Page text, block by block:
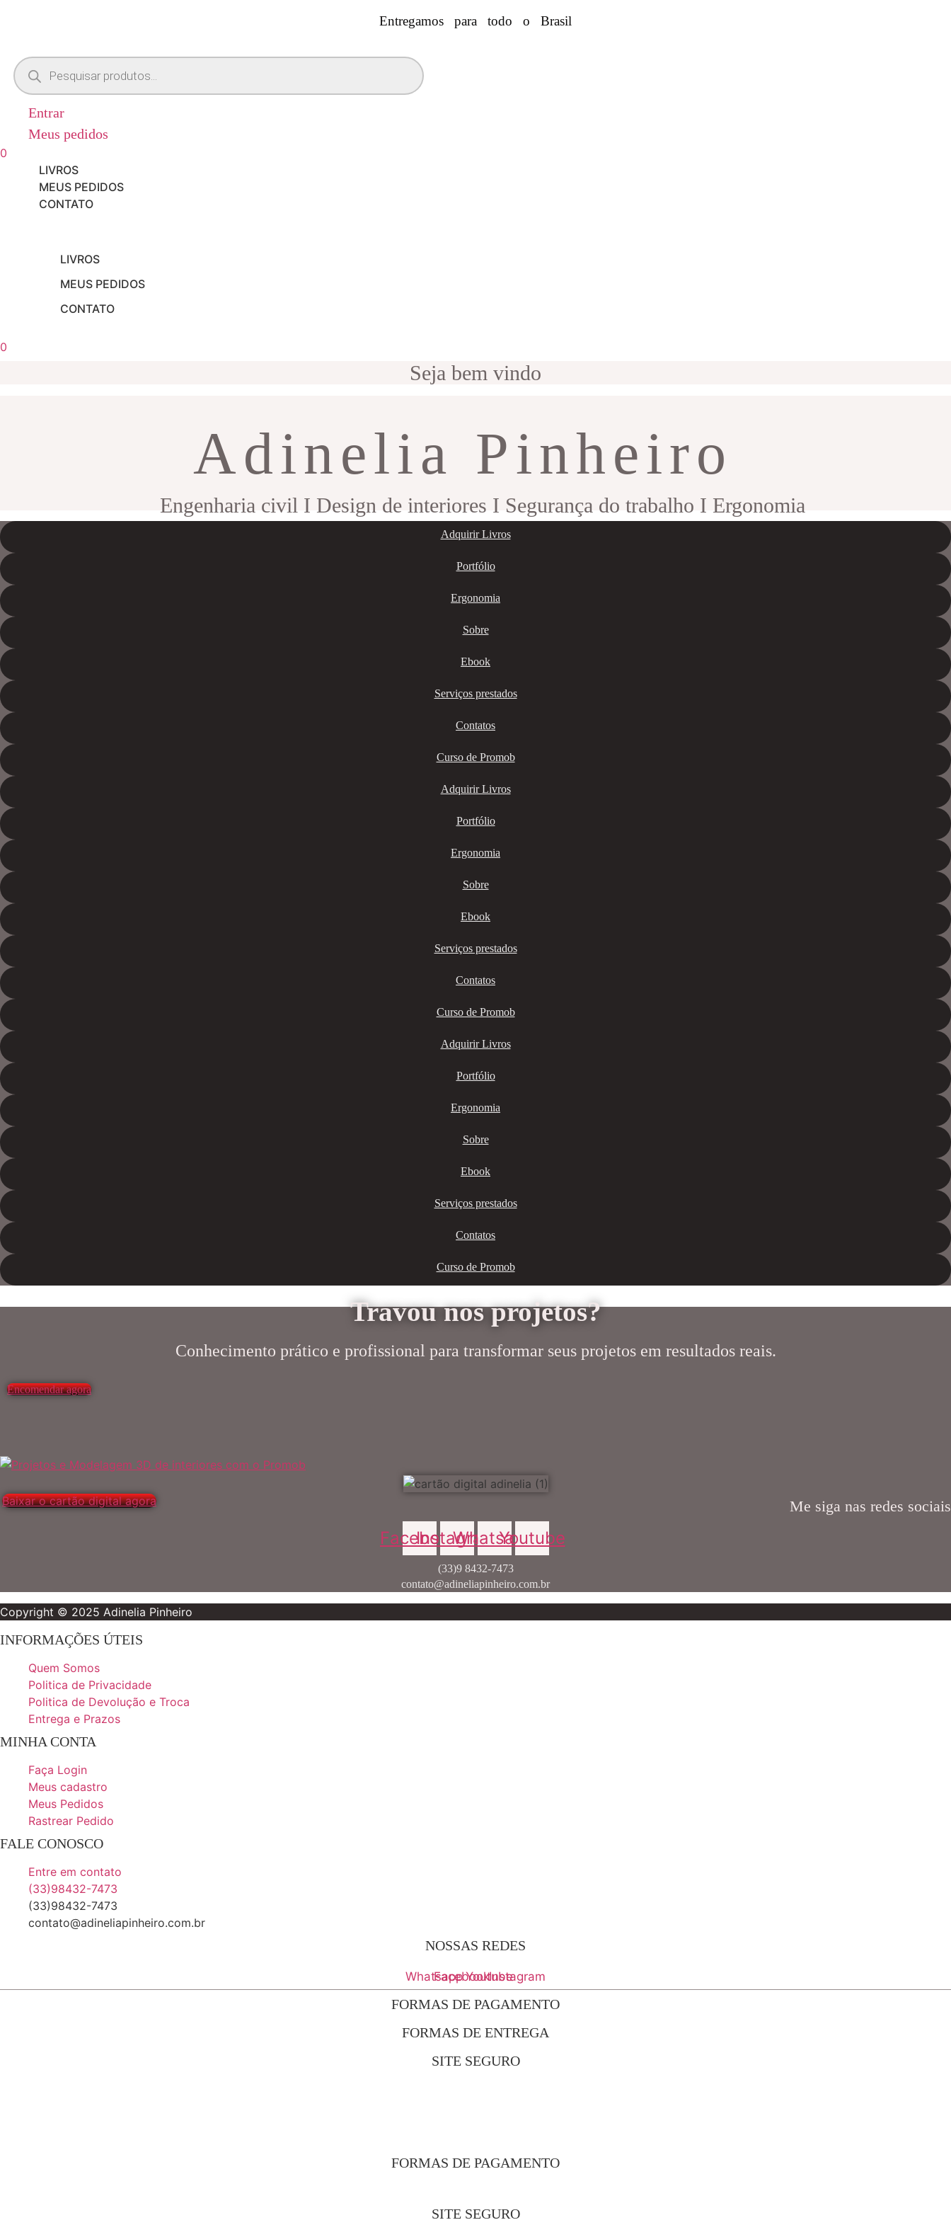
Entregamos para todo o Brasil
Pesquisar
produtos
Entrar
Meus pedidos
0
LIVROS
MEUS PEDIDOS
CONTATO
LIVROS
MEUS PEDIDOS
CONTATO
0
Seja bem vindo
Adinelia Pinheiro
Engenharia civil I Design de interiores I Segurança do trabalho I Ergonomia
Adquirir Livros
Portfólio
Ergonomia
Sobre
Ebook
Serviços prestados
Contatos
Curso de Promob
Adquirir Livros
Portfólio
Ergonomia
Sobre
Ebook
Serviços prestados
Contatos
Curso de Promob
Adquirir Livros
Portfólio
Ergonomia
Sobre
Ebook
Serviços prestados
Contatos
Curso de Promob
Travou nos projetos?
Conhecimento prático e profissional para transformar seus projetos em resultados reais.
Encomendar agora
Baixar o cartão digital agora Me siga nas redes sociais
Facebook
Instagram
Whatsapp
Youtube
(33)9 8432-7473
contato@adineliapinheiro.com.br
Copyright © 2025 Adinelia Pinheiro
INFORMAÇÕES ÚTEIS
Quem Somos
Politica de Privacidade
Politica de Devolução e Troca
Entrega e Prazos
MINHA CONTA
Faça Login
Meus cadastro
Meus Pedidos
Rastrear Pedido
FALE CONOSCO
Entre em contato
(33)98432-7473
(33)98432-7473
contato@adineliapinheiro.com.br
NOSSAS REDES
WhatsappFacebookYoutubeInstagram
FORMAS DE PAGAMENTO
FORMAS DE ENTREGA
SITE SEGURO
FORMAS DE PAGAMENTO
SITE SEGURO